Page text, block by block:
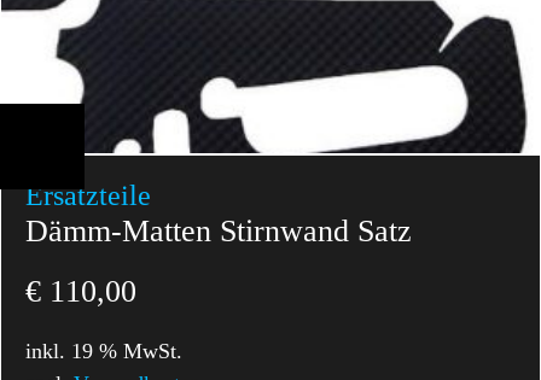
Ersatzteile
Dämm-Matten Stirnwand Satz
€ 110,00
inkl. 19 % MwSt.